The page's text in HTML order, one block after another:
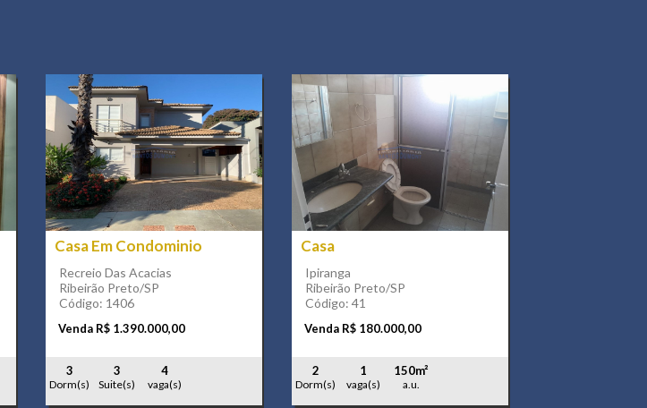
Casa Em Condominio
Recreio Das Acacias
Ribeirão Preto/SP
Código: 1406
Venda R$ 1.390.000,00
3
Dorm(s)
3
Suite(s)
4
vaga(s)
Casa
Ipiranga
Ribeirão Preto/SP
Código: 41
Venda R$ 180.000,00
2
Dorm(s)
1
vaga(s)
150m²
a.u.